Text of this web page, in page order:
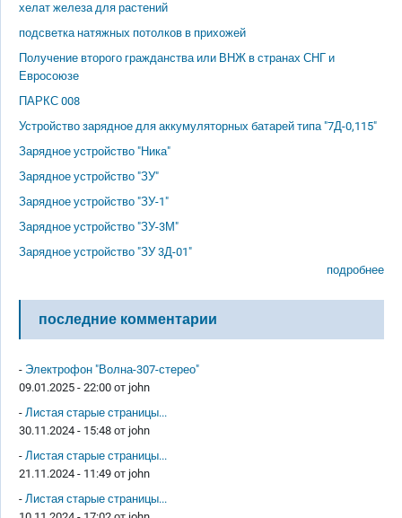
хелат железа для растений
подсветка натяжных потолков в прихожей
Получение второго гражданства или ВНЖ в странах СНГ и
Евросоюзе
ПАРКС 008
Устройство зарядное для аккумуляторных батарей типа "7Д-0,115"
Зарядное устройство "Ника"
Зарядное устройство "ЗУ"
Зарядное устройство "ЗУ-1"
Зарядное устройство "ЗУ-3М"
Зарядное устройство "ЗУ 3Д-01"
подробнее
последние комментарии
- Электрофон "Волна-307-стерео"
09.01.2025 - 22:00 от john
- Листая старые страницы...
30.11.2024 - 15:48 от john
- Листая старые страницы...
21.11.2024 - 11:49 от john
- Листая старые страницы...